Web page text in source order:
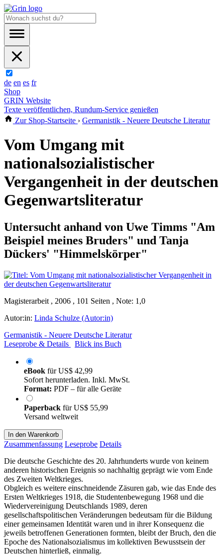
de en es fr
Shop
GRIN Website
Texte veröffentlichen, Rundum-Service genießen
Zur Shop-Startseite › Germanistik - Neuere Deutsche Literatur
Vom Umgang mit
nationalsozialistischer
Vergangenheit in der deutschen
Gegenwartsliteratur
Untersucht anhand von Uwe Timms "Am
Beispiel meines Bruders" und Tanja
Dückers' "Himmelskörper"
Magisterarbeit , 2006 , 101 Seiten , Note: 1,0
Autor:in: Linda Schulze (Autor:in)
Germanistik - Neuere Deutsche Literatur
Leseprobe & Details
Blick ins Buch
eBook fürUS$ 42,99
Sofort herunterladen. Inkl. MwSt.
Format: PDF – für alle Geräte
Paperback fürUS$ 55,99
Versand weltweit
In den Warenkorb
Zusammenfassung Leseprobe Details
Die deutsche Geschichte des 20. Jahrhunderts wurde von keinem
anderen historischen Ereignis so nachhaltig geprägt wie vom Ende
des Zweiten Weltkrieges.
Obgleich es weitere einschneidende Zäsuren gab, wie das Ende des
Ersten Weltkrieges 1918, die Studentenbewegung 1968 und die
Wiedervereinigung Deutschlands 1989, deren
gesellschaftspolitischen Veränderungen bedeutsam für die Bildung
einer gemeinsamen Identität waren und in ihrer Konsequenz die
jeweils betroffenen Generationen formten, bleibt der Bruch, den die
Epoche des Nationalsozialismus im kollektiven Bewusstsein der
Deutschen hinterließ, einmalig.